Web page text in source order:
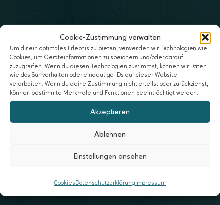
Cookie-Zustimmung verwalten
Um dir ein optimales Erlebnis zu bieten, verwenden wir Technologien wie
Cookies, um Geräteinformationen zu speichern und/oder darauf
zuzugreifen. Wenn du diesen Technologien zustimmst, können wir Daten
wie das Surfverhalten oder eindeutige IDs auf dieser Website
verarbeiten. Wenn du deine Zustimmung nicht erteilst oder zurückziehst,
können bestimmte Merkmale und Funktionen beeinträchtigt werden.
Akzeptieren
Ablehnen
Einstellungen ansehen
Cookies Datenschutzerklärung Impressum